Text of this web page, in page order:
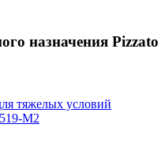
назначения Pizzato